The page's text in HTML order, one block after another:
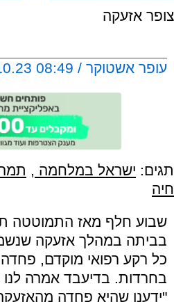
צופר אזעקה
עופר אשטוקר / 08:49 27.10.23
תגים: ישראל במלחמה ,
חיה
בביתה במהלך אזעקה
כל רקע רפואי מוקדם,
בחרדות. בדיעבד אמרה
"ידענו שהיא פחדה